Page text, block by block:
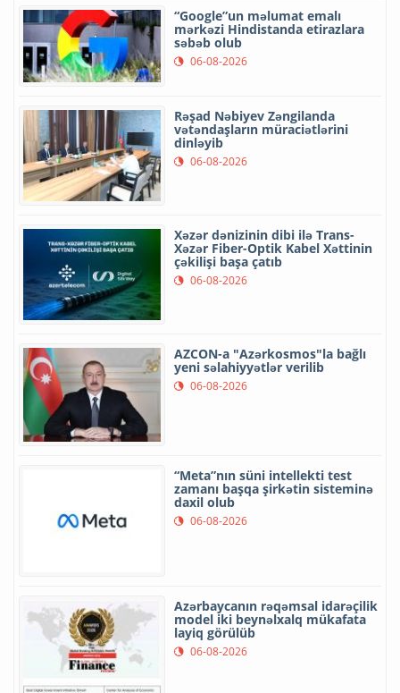
“Google”un məlumat emalı
mərkəzi Hindistanda etirazlara
səbəb olub
06-08-2026
Rəşad Nəbiyev Zəngilanda
vətəndaşların müraciətlərini
dinləyib
06-08-2026
Xəzər dənizinin dibi ilə Trans-
Xəzər Fiber-Optik Kabel Xəttinin
çəkilişi başa çatıb
06-08-2026
AZCON-a "Azərkosmos"la bağlı
yeni səlahiyyətlər verilib
06-08-2026
“Meta”nın süni intellekti test
zamanı başqa şirkətin sisteminə
daxil olub
06-08-2026
Azərbaycanın rəqəmsal idarəçilik
model iki beynəlxalq mükafata
layiq görülüb
06-08-2026